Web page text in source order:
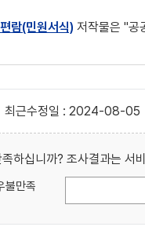
람(민원서식) 저작물은 "공
최근수정일 : 2024-08-05
하십니까? 조사결과는 서
불만족